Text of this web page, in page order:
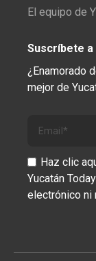
El equipo de
Suscríbete
¿Enamorado
mejor de
Haz clic
Yucatán
electrónico ni